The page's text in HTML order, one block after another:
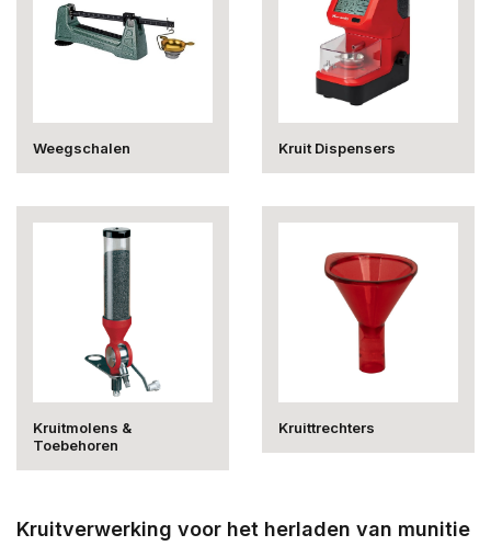
Weegschalen Kruit Dispensers
Kruitmolens &
Toebehoren
Kruittrechters
Kruitverwerking voor het herladen van munitie